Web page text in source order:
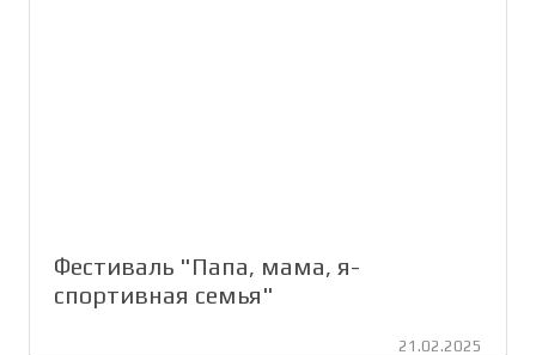
Фестиваль "Папа, мама, я-
спортивная семья"
21.02.2025